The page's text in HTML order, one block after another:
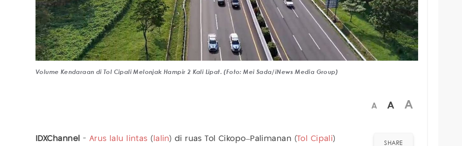
Volume Kendaraan di Tol Cipali Melonjak Hampir 2 Kali Lipat. (Foto: Mei Sada/iNews Media Group)
A A A
IDXChannel - Arus lalu lintas ( lalin) di ruas Tol Cikopo–Palimanan ( Tol Cipali)
SHARE